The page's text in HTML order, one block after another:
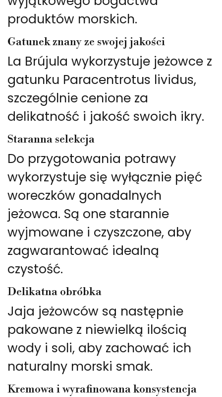
produktów morskich.
Gatunek znany ze swojej jakości
La Brújula wykorzystuje jeżowce z
gatunku Paracentrotus lividus,
szczególnie cenione za
delikatność i jakość swoich ikry.
Staranna selekcja
Do przygotowania potrawy
wykorzystuje się wyłącznie pięć
woreczków gonadalnych
jeżowca. Są one starannie
wyjmowane i czyszczone, aby
zagwarantować idealną
czystość.
Delikatna obróbka
Jaja jeżowców są następnie
pakowane z niewielką ilością
wody i soli, aby zachować ich
naturalny morski smak.
Kremowa i wyrafinowana konsystencja